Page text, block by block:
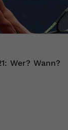
Wer? Wann?